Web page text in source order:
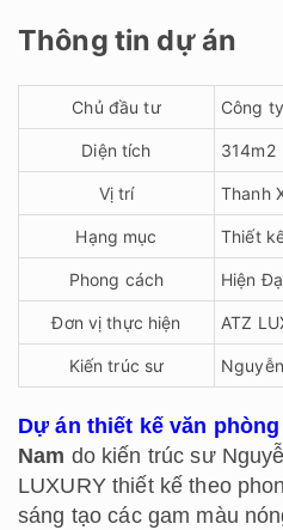
Thông tin dự án
Chủ đầu tư Công
Diện tích 314m2
Vị trí Thanh
Hạng mục Thiết
Phong cách Hiện
Đơn vị thực hiện ATZ
Kiến trúc sư
Dự án thiết kế văn
Nam do kiến trúc sư
LUXURY thiết kế theo
sáng tạo các gam màu